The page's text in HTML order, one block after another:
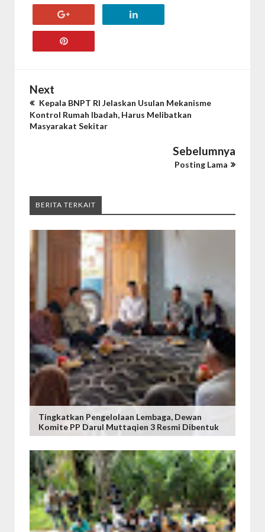
Next
Kepala BNPT RI Jelaskan Usulan Mekanisme
Kontrol Rumah Ibadah, Harus Melibatkan
Masyarakat Sekitar
Sebelumnya
Posting Lama
BERITA TERKAIT
Tingkatkan Pengelolaan Lembaga, Dewan
Komite PP Darul Muttaqien 3 Resmi Dibentuk